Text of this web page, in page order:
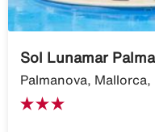
Sol Lunamar
Palmanova,